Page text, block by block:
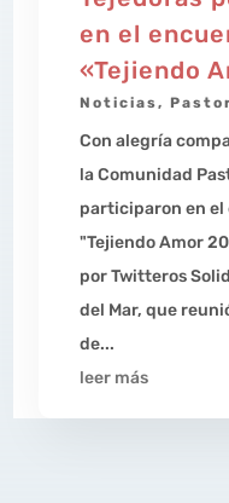
en el
«Tejiendo
Noticias,
Con alegría
la Comunidad
participaron en
"Tejiendo Amor
por Twitteros
del Mar, que
de...
leer más